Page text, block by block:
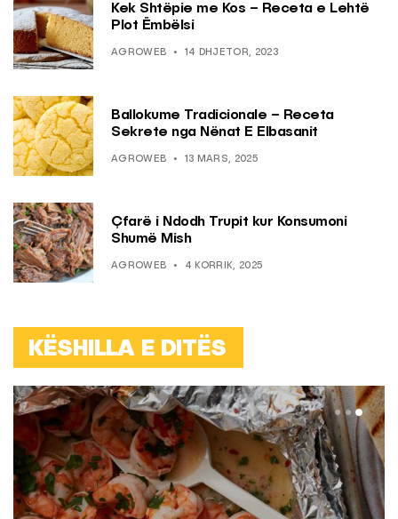
Kek Shtëpie me Kos – Receta e Lehtë
Plot Ëmbëlsi
AGROWEB 14 DHJETOR, 2023
Ballokume Tradicionale – Receta
Sekrete nga Nënat E Elbasanit
AGROWEB 13 MARS, 2025
Çfarë i Ndodh Trupit kur Konsumoni
Shumë Mish
AGROWEB 4 KORRIK, 2025
KËSHILLA E DITËS